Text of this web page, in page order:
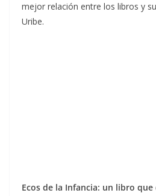
mejor relación entre los libros y
Uribe.
Ecos de la Infancia: un libro